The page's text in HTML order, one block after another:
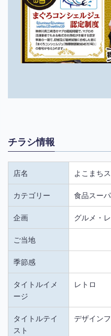
チラシ情報
店名 よこまち
カテゴリー 食品スー
企画 グルメ・
ご当地
季節感
タイトルイメ
ージ
レトロ
タイトルテイ
スト
デザイン